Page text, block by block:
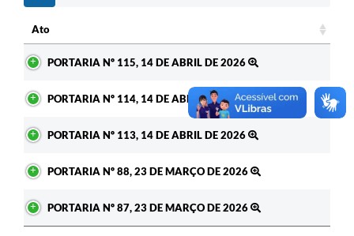
Ato
PORTARIA Nº 115, 14 DE ABRIL DE 2026
PORTARIA Nº 114, 14 DE ABRIL DE 2026
PORTARIA Nº 113, 14 DE ABRIL DE 2026
PORTARIA Nº 88, 23 DE MARÇO DE 2026
PORTARIA Nº 87, 23 DE MARÇO DE 2026